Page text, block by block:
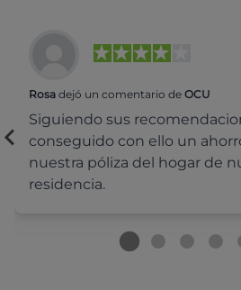
Rosa dejó un comentario de OCU
Siguiendo sus
conseguido con ello un
nuestra póliza del hogar de
residencia.